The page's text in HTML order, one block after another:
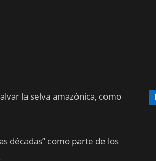
la selva amazónica, como
décadas” como parte de los